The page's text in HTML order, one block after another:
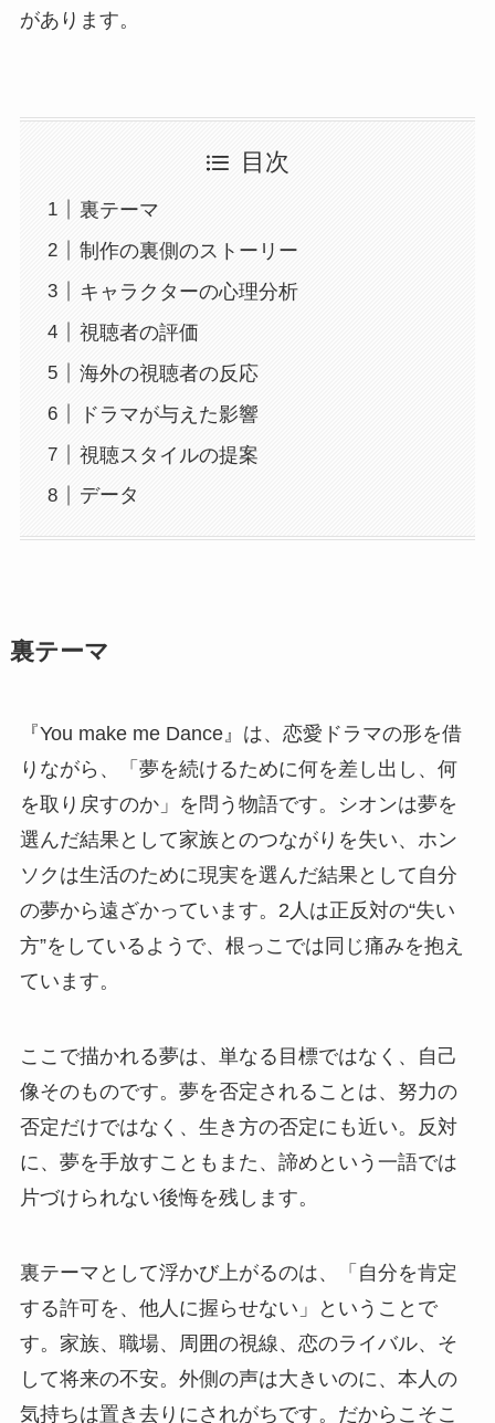
があります。
目次
裏テーマ
制作の裏側のストーリー
キャラクターの心理分析
視聴者の評価
海外の視聴者の反応
ドラマが与えた影響
視聴スタイルの提案
データ
裏テーマ
『You make me Dance』は、恋愛ドラマの形を借
りながら、「夢を続けるために何を差し出し、何
を取り戻すのか」を問う物語です。シオンは夢を
選んだ結果として家族とのつながりを失い、ホン
ソクは生活のために現実を選んだ結果として自分
の夢から遠ざかっています。2人は正反対の“失い
方”をしているようで、根っこでは同じ痛みを抱え
ています。
ここで描かれる夢は、単なる目標ではなく、自己
像そのものです。夢を否定されることは、努力の
否定だけではなく、生き方の否定にも近い。反対
に、夢を手放すこともまた、諦めという一語では
片づけられない後悔を残します。
裏テーマとして浮かび上がるのは、「自分を肯定
する許可を、他人に握らせない」ということで
す。家族、職場、周囲の視線、恋のライバル、そ
して将来の不安。外側の声は大きいのに、本人の
気持ちは置き去りにされがちです。だからこそこ